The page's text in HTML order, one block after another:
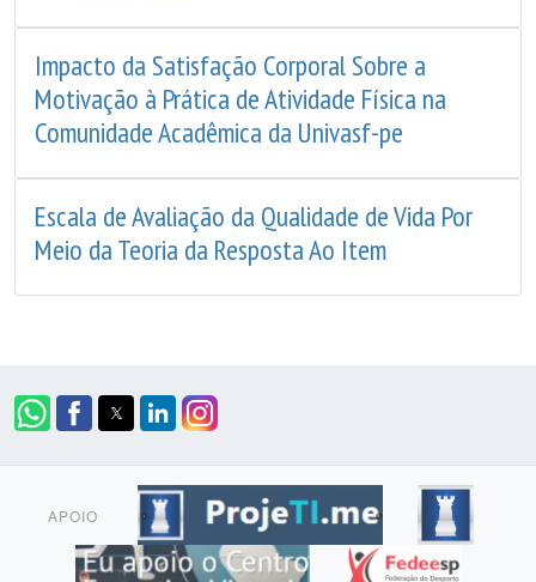
Impacto da Satisfação Corporal Sobre a
Motivação à Prática de Atividade Física na
Comunidade Acadêmica da Univasf-pe
Escala de Avaliação da Qualidade de Vida Por
Meio da Teoria da Resposta Ao Item
APOIO